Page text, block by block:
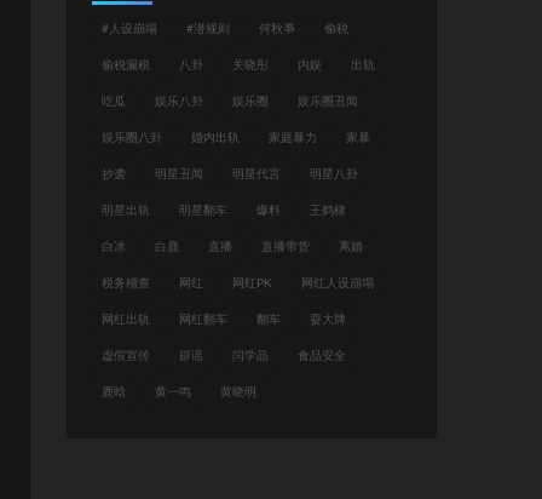
#人设崩塌 #潜规则 何秋亊 偷税
偷税漏税 八卦 关晓彤 内娱 出轨
吃瓜 娱乐八卦 娱乐圈 娱乐圈丑闻
娱乐圈八卦 婚内出轨 家庭暴力 家暴
抄袭 明星丑闻 明星代言 明星八卦
明星出轨 明星翻车 爆料 王鹤棣
白冰 白鹿 直播 直播带货 离婚
税务稽查 网红 网红PK 网红人设崩塌
网红出轨 网红翻车 翻车 耍大牌
虚假宣传 辟谣 闫学晶 食品安全
鹿晗 黄一鸣 黄晓明